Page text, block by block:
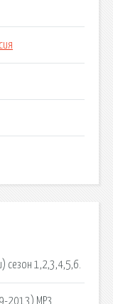
1,2,3,4,5,6.
2013) МР3